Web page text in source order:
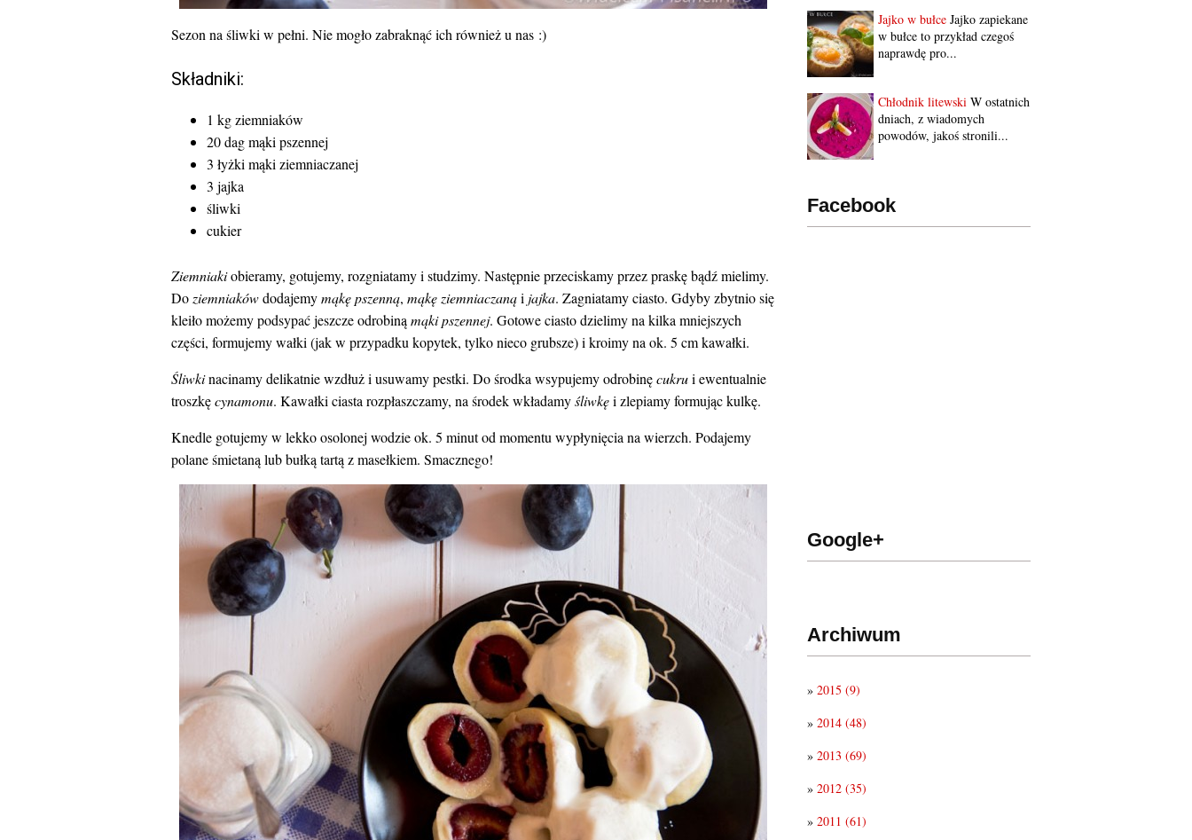
Jajko w bułce Jajko zapiekane
w bułce to przykład czegoś
naprawdę pro...
Chłodnik litewski W ostatnich
dniach, z wiadomych
powodów, jakoś stronili...
Facebook
Google+
Archiwum
» 2015 (9)
» 2014 (48)
» 2013 (69)
» 2012 (35)
» 2011 (61)
Sezon na śliwki w pełni. Nie mogło zabraknąć ich również u nas :)
Składniki:
1 kg ziemniaków
20 dag mąki pszennej
3 łyżki mąki ziemniaczanej
3 jajka
śliwki
cukier
Ziemniakiobieramy, gotujemy, rozgniatamy i studzimy. Następnie przeciskamy przez praskę bądź mielimy.
Do ziemniakówdodajemymąkę pszenną, mąkę ziemniaczanąi jajka. Zagniatamy ciasto. Gdyby zbytnio się
kleiło możemy podsypać jeszcze odrobinąmąki pszennej. Gotowe ciasto dzielimy na kilka mniejszych
części, formujemy wałki (jak w przypadku kopytek, tylko nieco grubsze) i kroimy na ok. 5 cm kawałki.
Śliwkinacinamy delikatnie wzdłuż i usuwamy pestki. Do środka wsypujemy odrobinęcukrui ewentualnie
troszkęcynamonu. Kawałki ciasta rozpłaszczamy, na środek wkładamyśliwkęi zlepiamy formując kulkę.
Knedle gotujemy w lekko osolonej wodzie ok. 5 minut od momentu wypłynięcia na wierzch. Podajemy
polane śmietaną lub bułką tartą z masełkiem. Smacznego!